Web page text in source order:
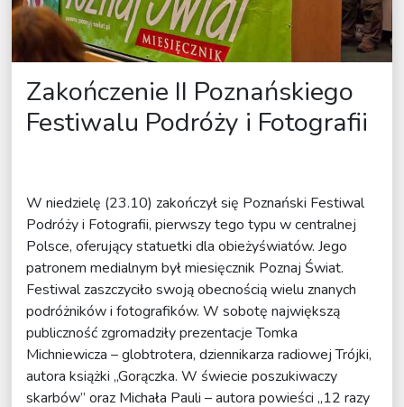
Zakończenie II Poznańskiego
Festiwalu Podróży i Fotografii
W niedzielę (23.10) zakończył się Poznański Festiwal
Podróży i Fotografii, pierwszy tego typu w centralnej
Polsce, oferujący statuetki dla obieżyświatów. Jego
patronem medialnym był miesięcznik Poznaj Świat.
Festiwal zaszczyciło swoją obecnością wielu znanych
podróżników i fotografików. W sobotę największą
publiczność zgromadziły prezentacje Tomka
Michniewicza – globtrotera, dziennikarza radiowej Trójki,
autora książki „Gorączka. W świecie poszukiwaczy
skarbów” oraz Michała Pauli – autora powieści „12 razy